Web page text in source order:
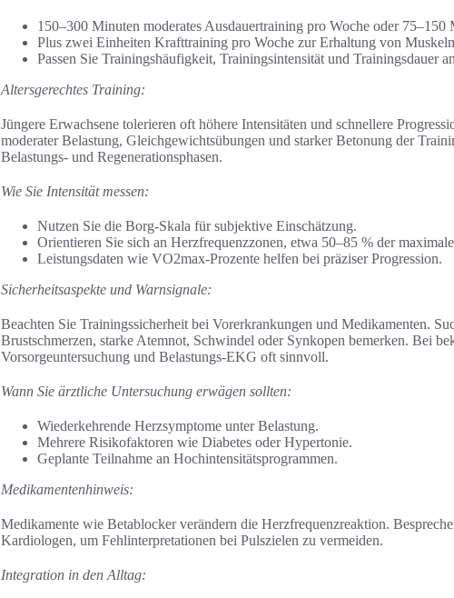
150–300 Minuten moderates Ausdauertraining pro Woche oder 75–150
Plus zwei Einheiten Krafttraining pro Woche zur Erhaltung von
Passen Sie Trainingshäufigkeit, Trainingsintensität und Trainingsdauer
Altersgerechtes Training:
Jüngere Erwachsene tolerieren oft höhere Intensitäten und schnellere
moderater Belastung, Gleichgewichtsübungen und starker Betonung der
Belastungs- und Regenerationsphasen.
Wie Sie Intensität messen:
Nutzen Sie die Borg-Skala für subjektive Einschätzung.
Orientieren Sie sich an Herzfrequenzzonen, etwa 50–85 % der
Leistungsdaten wie VO2max-Prozente helfen bei präziser Progression.
Sicherheitsaspekte und Warnsignale:
Beachten Sie Trainingssicherheit bei Vorerkrankungen und Medikamenten.
Brustschmerzen, starke Atemnot, Schwindel oder Synkopen bemerken. Bei
Vorsorgeuntersuchung und Belastungs-EKG oft sinnvoll.
Wann Sie ärztliche Untersuchung erwägen sollten:
Wiederkehrende Herzsymptome unter Belastung.
Mehrere Risikofaktoren wie Diabetes oder Hypertonie.
Geplante Teilnahme an Hochintensitätsprogrammen.
Medikamentenhinweis:
Medikamente wie Betablocker verändern die Herzfrequenzreaktion.
Kardiologen, um Fehlinterpretationen bei Pulszielen zu vermeiden.
Integration in den Alltag: